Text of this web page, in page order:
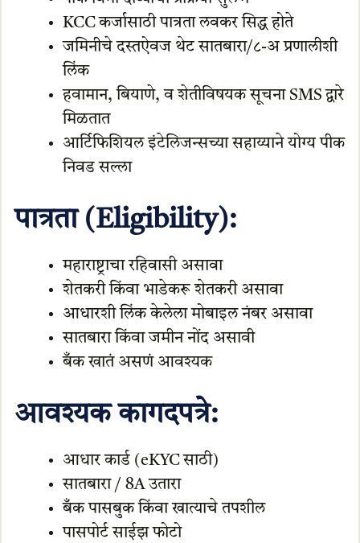
KCC कर्जासाठी पात्रता लवकर सिद्ध होते
जमिनीचे दस्तऐवज थेट सातबारा/८-अ प्रणालीशी
लिंक
हवामान, बियाणे, व शेतीविषयक सूचना SMS द्वारे
मिळतात
आर्टिफिशियल इंटेलिजन्सच्या सहाय्याने योग्य पीक
निवड सल्ला
पात्रता (Eligibility):
महाराष्ट्राचा रहिवासी असावा
शेतकरी किंवा भाडेकरू शेतकरी असावा
आधारशी लिंक केलेला मोबाइल नंबर असावा
सातबारा किंवा जमीन नोंद असावी
बँक खातं असणं आवश्यक
आवश्यक कागदपत्रे:
आधार कार्ड (eKYC साठी)
सातबारा / 8A उतारा
बँक पासबुक किंवा खात्याचे तपशील
पासपोर्ट साईझ फोटो